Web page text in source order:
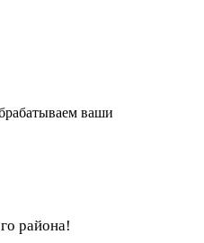
ваши
района!